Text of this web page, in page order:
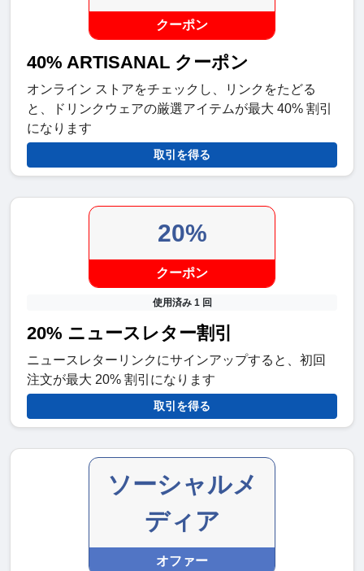
クーポン
40% ARTISANAL クーポン
オンライン ストアをチェックし、リンクをたどる
と、ドリンクウェアの厳選アイテムが最大 40% 割引
になります
取引を得る
20%
クーポン
使用済み 1 回
20% ニュースレター割引
ニュースレターリンクにサインアップすると、初回
注文が最大 20% 割引になります
取引を得る
ソーシャルメ
ディア
オファー